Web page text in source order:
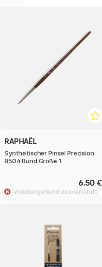
RAPHAËL
Synthetischer Pinsel Precision
8504 Rund Größe 1
6.50 €